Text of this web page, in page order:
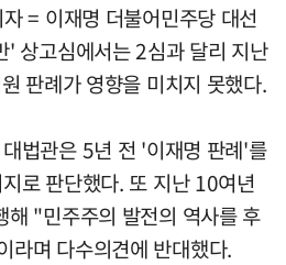
= 이재명 더불어민주당 대선
' 상고심에서는 2심과 달리 지난
판례가 영향을 미치지 못했다.
법관은 5년 전 '이재명 판례'를
로 판단했다. 또 지난 10여년
해 "민주주의 발전의 역사를 후
라며 다수의견에 반대했다.